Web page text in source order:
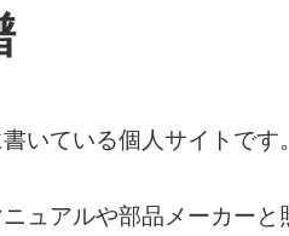
いている個人サイトです。
ュアルや部品メーカーと